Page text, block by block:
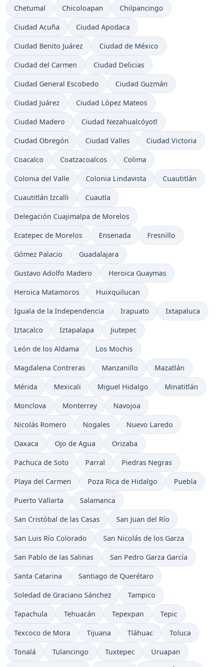
Chetumal Chicoloapan Chilpancingo
Ciudad Acuña Ciudad Apodaca
Ciudad Benito Juárez Ciudad de México
Ciudad del Carmen Ciudad Delicias
Ciudad General Escobedo Ciudad Guzmán
Ciudad Juárez Ciudad López Mateos
Ciudad Madero Ciudad Nezahualcóyotl
Ciudad Obregón Ciudad Valles Ciudad Victoria
Coacalco Coatzacoalcos Colima
Colonia del Valle Colonia Lindavista Cuautitlán
Cuautitlán Izcalli Cuautla
Delegación Cuajimalpa de Morelos
Ecatepec de Morelos Ensenada Fresnillo
Gómez Palacio Guadalajara
Gustavo Adolfo Madero Heroica Guaymas
Heroica Matamoros Huixquilucan
Iguala de la Independencia Irapuato Ixtapaluca
Iztacalco Iztapalapa Jiutepec
León de los Aldama Los Mochis
Magdalena Contreras Manzanillo Mazatlán
Mérida Mexicali Miguel Hidalgo Minatitlán
Monclova Monterrey Navojoa
Nicolás Romero Nogales Nuevo Laredo
Oaxaca Ojo de Agua Orizaba
Pachuca de Soto Parral Piedras Negras
Playa del Carmen Poza Rica de Hidalgo Puebla
Puerto Vallarta Salamanca
San Cristóbal de las Casas San Juan del Río
San Luis Río Colorado San Nicolás de los Garza
San Pablo de las Salinas San Pedro Garza García
Santa Catarina Santiago de Querétaro
Soledad de Graciano Sánchez Tampico
Tapachula Tehuacán Tepexpan Tepic
Texcoco de Mora Tijuana Tláhuac Toluca
Tonalá Tulancingo Tuxtepec Uruapan